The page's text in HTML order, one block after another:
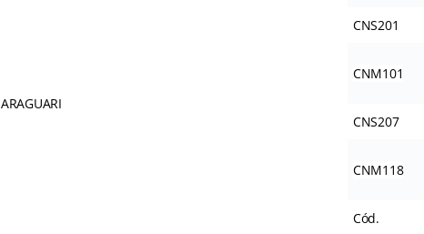
ARAGUARI
CNS201
CNM101
CNS207
CNM118
Cód.